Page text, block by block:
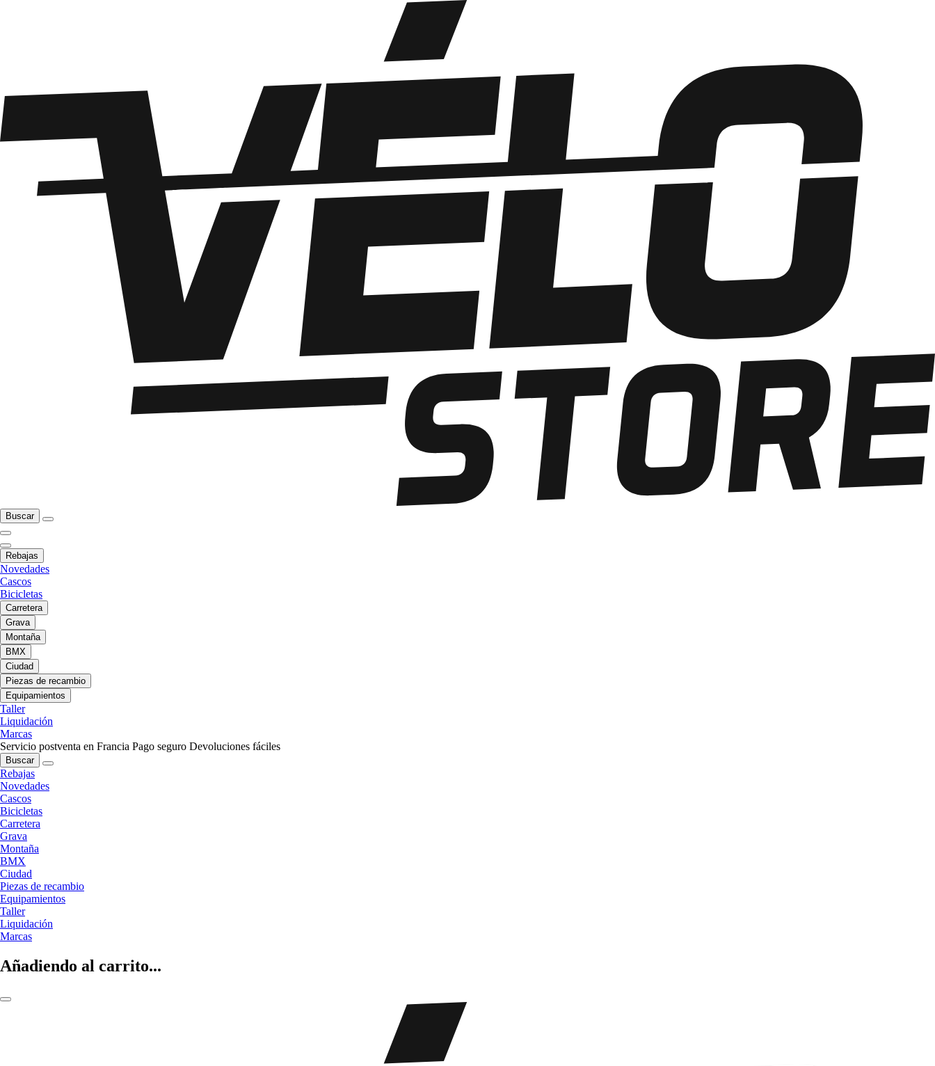
Buscar
Rebajas
Novedades
Cascos
Bicicletas
Carretera
Grava
Montaña
BMX
Ciudad
Piezas de recambio
Equipamientos
Taller
Liquidación
Marcas
Servicio postventa en Francia Pago seguro Devoluciones fáciles
Buscar
Rebajas
Novedades
Cascos
Bicicletas
Carretera
Grava
Montaña
BMX
Ciudad
Piezas de recambio
Equipamientos
Taller
Liquidación
Marcas
Añadiendo al carrito...